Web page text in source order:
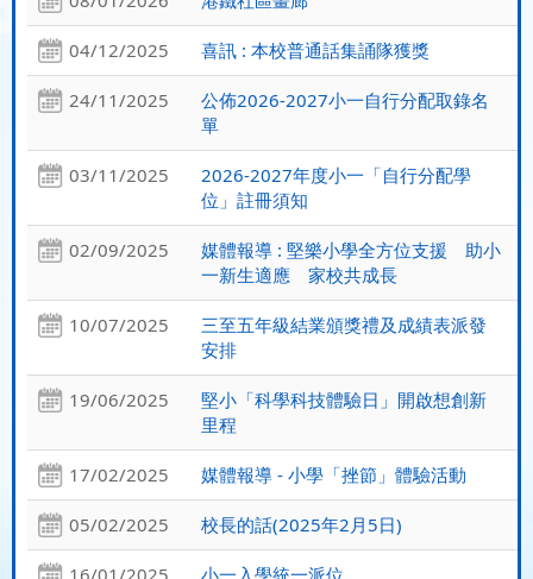
04/12/2025 喜訊 : 本校普通話集誦隊獲獎
24/11/2025
公佈2026-2027小一自行分配取錄名
單
03/11/2025
2026-2027年度小一「自行分配學
位」註冊須知
02/09/2025
媒體報導 : 堅樂小學全方位支援 助小
一新生適應 家校共成長
10/07/2025
三至五年級結業頒獎禮及成績表派發
安排
19/06/2025
堅小「科學科技體驗日」開啟想創新
里程
17/02/2025 媒體報導 - 小學「挫節」體驗活動
05/02/2025 校長的話(2025年2月5日)
16/01/2025 小一入學統一派位